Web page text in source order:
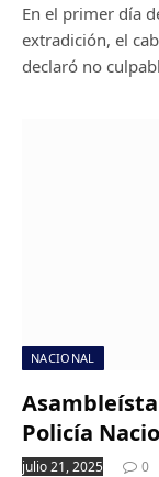
En el primer día
extradición, el
declaró no
NACIONAL
Policía
julio 21, 2025 0